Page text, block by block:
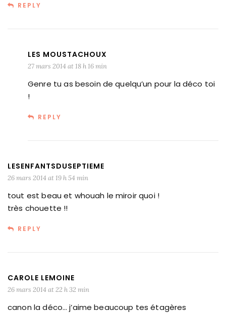
REPLY
LES MOUSTACHOUX
27 mars 2014 at 18 h 16 min
Genre tu as besoin de quelqu’un pour la déco toi
!
REPLY
LESENFANTSDUSEPTIEME
26 mars 2014 at 19 h 54 min
tout est beau et whouah le miroir quoi !
très chouette !!
REPLY
CAROLE LEMOINE
26 mars 2014 at 22 h 32 min
canon la déco… j’aime beaucoup tes étagères